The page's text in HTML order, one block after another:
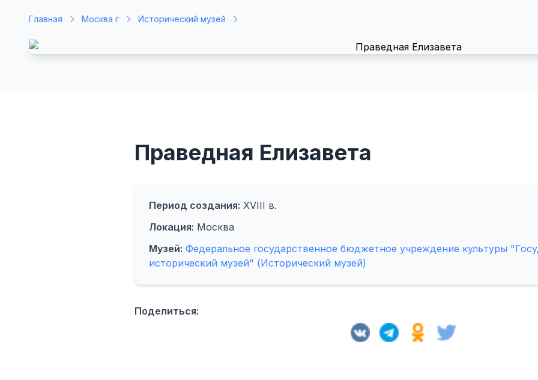
Главная Москва г Исторический музей
Правeдная Елизавета
Период создания: XVIII в.
Локация: Москва
Музей: Федеральное государственное бюджетное учреждение культуры
исторический музей" (Исторический музей)
Поделиться: